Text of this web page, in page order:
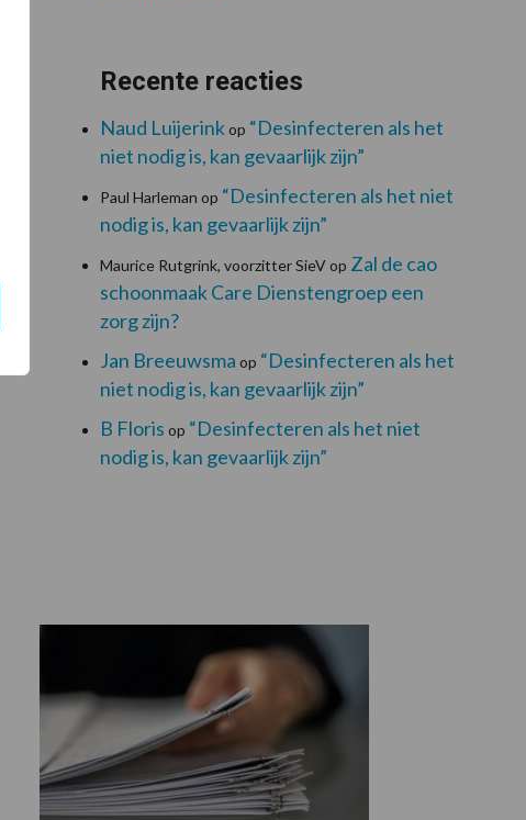
Recente reacties
Naud Luijerinkop “Desinfecteren als het
niet nodig is, kan gevaarlijk zijn”
Paul Harleman op “Desinfecteren als het niet
nodig is, kan gevaarlijk zijn”
Maurice Rutgrink, voorzitter SieVop Zal de cao
schoonmaak Care Dienstengroep een
zorg zijn?
Jan Breeuwsma op “Desinfecteren als het
niet nodig is, kan gevaarlijk zijn”
B Floris op “Desinfecteren als het niet
nodig is, kan gevaarlijk zijn”